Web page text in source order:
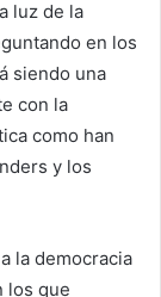
luz de la
en los
siendo una
con la
como han
y los
la democracia
los que